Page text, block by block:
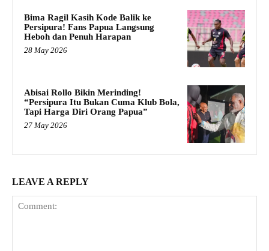
Bima Ragil Kasih Kode Balik ke
Persipura! Fans Papua Langsung
Heboh dan Penuh Harapan
28 May 2026
Abisai Rollo Bikin Merinding!
“Persipura Itu Bukan Cuma Klub Bola,
Tapi Harga Diri Orang Papua”
27 May 2026
LEAVE A REPLY